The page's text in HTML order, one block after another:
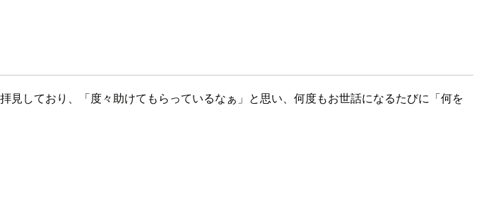
しており、「度々助けてもらっているなぁ」と思い、何度もお世話になるたびに「何を